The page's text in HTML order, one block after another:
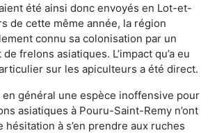
été ainsi donc envoyés en Lot-et-
de cette même année, la région
connu sa colonisation par un
frelons asiatiques. L’impact qu’a eu
sur les apiculteurs a été direct.
en général une espèce inoffensive pour
asiatiques à Pouru-Saint-Remy n’ont
hésitation à s’en prendre aux ruches